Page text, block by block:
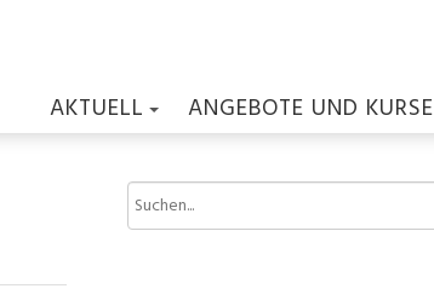
AKTUELL ANGEBOTE UND KURSE